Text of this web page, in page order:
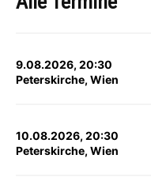
9.08.2026, 20:30
Peterskirche, Wien
10.08.2026, 20:30
Peterskirche, Wien